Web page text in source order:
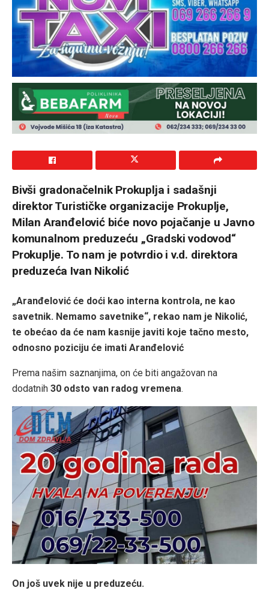
Bivši gradonačelnik Prokuplja i sadašnji
direktor Turističke organizacije Prokuplje,
Milan Aranđelović biće novo pojačanje u Javno
komunalnom preduzeću „Gradski vodovod“
Prokuplje. To nam je potvrdio i v.d. direktora
preduzeća Ivan Nikolić
„Aranđelović će doći kao interna kontrola, ne kao
savetnik. Nemamo savetnike“, rekao nam je Nikolić,
te obećao da će nam kasnije javiti koje tačno mesto,
odnosno poziciju će imati Aranđelović
Prema našim saznanjima, on će biti angažovan na
dodatnih 30 odsto van radog vremena.
On još uvek nije u preduzeću.